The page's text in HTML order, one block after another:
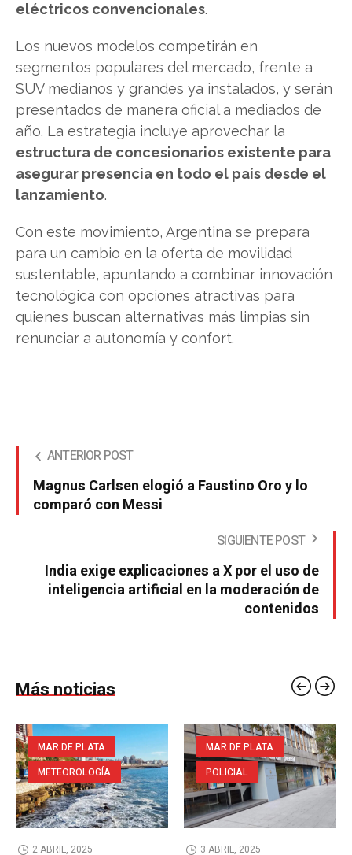
eléctricos convencionales.
Los nuevos modelos competirán en
segmentos populares del mercado, frente a
SUV medianos y grandes ya instalados, y serán
presentados de manera oficial a mediados de
año. La estrategia incluye aprovechar la
estructura de concesionarios existente para
asegurar presencia en todo el país desde el
lanzamiento.
Con este movimiento, Argentina se prepara
para un cambio en la oferta de movilidad
sustentable, apuntando a combinar innovación
tecnológica con opciones atractivas para
quienes buscan alternativas más limpias sin
renunciar a autonomía y confort.
ANTERIOR POST
Magnus Carlsen elogió a Faustino Oro y lo
comparó con Messi
SIGUIENTE POST
India exige explicaciones a X por el uso de
inteligencia artificial en la moderación de
contenidos
Más noticias
MAR DE PLATA
METEOROLOGÍA
2 ABRIL, 2025
MAR DE PLATA
POLICIAL
3 ABRIL, 2025